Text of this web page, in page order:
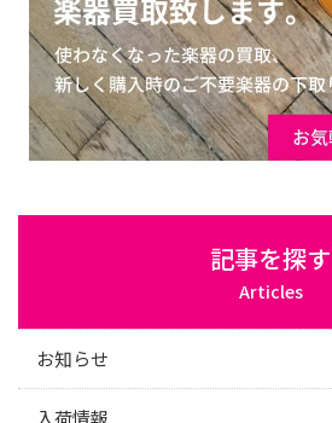
記事を探す
Articles
お知らせ
入荷情報